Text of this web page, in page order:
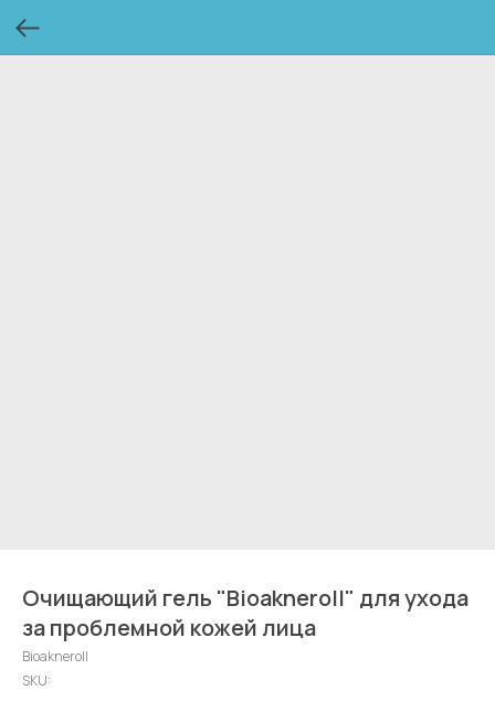
Очищающий гель "Bioakneroll" для ухода
за проблемной кожей лица
Bioakneroll
SKU: